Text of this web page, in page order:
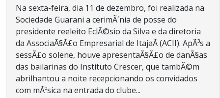
Na sexta-feira, dia 11 de dezembro, foi realizada na
Sociedade Guarani a cerimÃ´nia de posse do
presidente reeleito EclÃ©sio da Silva e da diretoria
da AssociaÃ§Ã£o Empresarial de ItajaÃ­ (ACII). ApÃ³s a
sessÃ£o solene, houve apresentaÃ§Ã£o de danÃ§as
das bailarinas do Instituto Crescer, que tambÃ©m
abrilhantou a noite recepcionando os convidados
com mÃºsica na entrada do clube...